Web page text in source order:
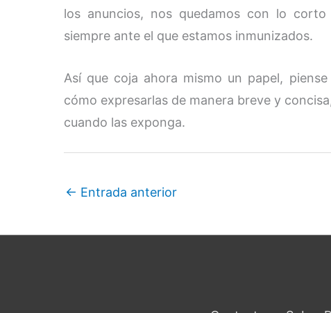
los anuncios, nos quedamos con lo
siempre ante el que estamos inmunizados.
Así que coja ahora mismo un papel,
cómo expresarlas de manera breve y
cuando las exponga.
← Entrada anterior